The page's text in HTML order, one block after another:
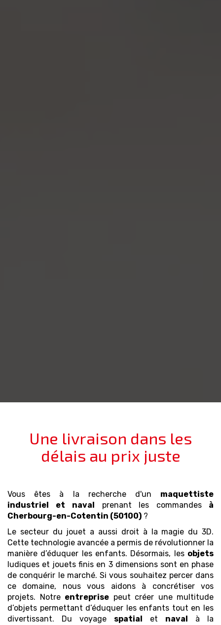
Une livraison dans les
délais au prix juste
Vous êtes à la recherche d'un maquettiste
industriel et naval
prenant les commandes
à
Cherbourg-en-Cotentin (50100) ?
Le secteur du jouet a aussi droit à la magie du 3D.
Cette technologie avancée a permis de révolutionner la
manière d’éduquer les enfants. Désormais, les objets
ludiques et jouets finis en 3 dimensions sont en phase
de conquérir le marché. Si vous souhaitez percer dans
ce domaine, nous vous aidons à concrétiser vos
projets. Notre entreprise peut créer une multitude
d’objets permettant d’éduquer les enfants tout en les
divertissant. Du voyage spatial et naval à la